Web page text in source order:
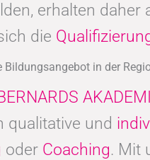
erhalten daher
die
Bildungsangebot in der
qualitative und
oder Coaching. Mit